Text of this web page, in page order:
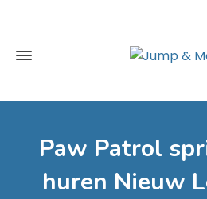
Paw Patrol
huren Nieuw